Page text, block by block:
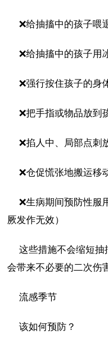
❌给抽搐中的孩子喂
❌给抽搐中的孩子用
❌强行按住孩子的身
❌把手指或物品放到
❌掐人中、局部点刺
❌仓促慌张地搬运移
❌生病期间预防性服
厥发作无效）
这些措施不会缩短抽
会带来不必要的二次伤
流感季节
该如何预防？